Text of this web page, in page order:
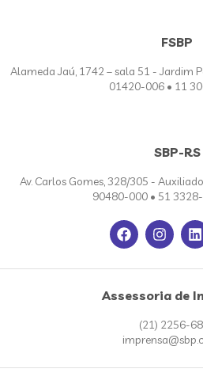
FSBP
Alameda Jaú, 1742 – sala 51 - Jardim
01420-006 • 11
SBP-RS
Av. Carlos Gomes, 328/305 -
90480-000 • 51
Assessoria de
(21) 2256-